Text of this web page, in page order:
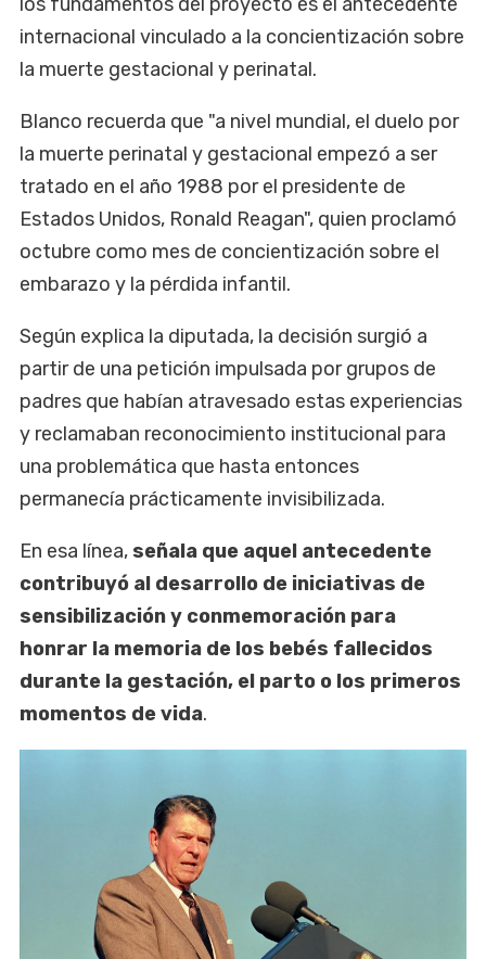
internacional vinculado a la concientización sobre
la muerte gestacional y perinatal.
Blanco recuerda que "a nivel mundial, el duelo por
la muerte perinatal y gestacional empezó a ser
tratado en el año 1988 por el presidente de
Estados Unidos, Ronald Reagan", quien proclamó
octubre como mes de concientización sobre el
embarazo y la pérdida infantil.
Según explica la diputada, la decisión surgió a
partir de una petición impulsada por grupos de
padres que habían atravesado estas experiencias
y reclamaban reconocimiento institucional para
una problemática que hasta entonces
permanecía prácticamente invisibilizada.
En esa línea, señala que aquel antecedente
contribuyó al desarrollo de iniciativas de
sensibilización y conmemoración para
honrar la memoria de los bebés fallecidos
durante la gestación, el parto o los primeros
momentos de vida.